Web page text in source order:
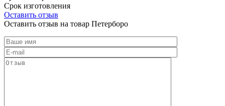
Срок изготовления
Оставить отзыв
Оставить отзыв на товар Петерборо